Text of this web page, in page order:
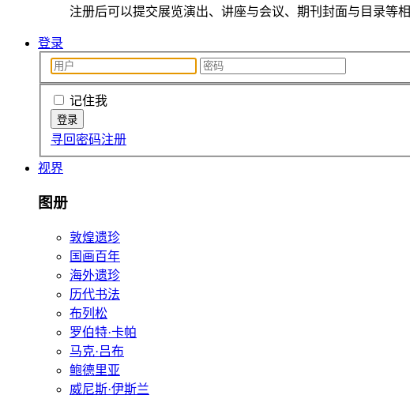
注册后可以提交展览演出、讲座与会议、期刊封面与目录等
登录
记住我
寻回密码注册
视界
图册
敦煌遗珍
国画百年
海外遗珍
历代书法
布列松
罗伯特·卡帕
马克·吕布
鲍德里亚
威尼斯·伊斯兰